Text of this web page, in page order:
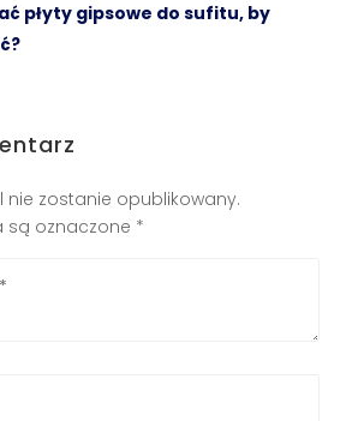
płyty gipsowe do sufitu, by
nie zostanie opublikowany.
są oznaczone *